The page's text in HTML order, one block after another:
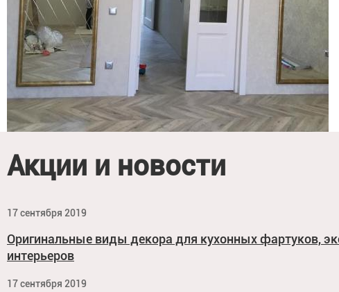
Акции и новости
17 сентября 2019
Оригинальные виды декора для кухонных фартуков,
интерьеров
17 сентября 2019